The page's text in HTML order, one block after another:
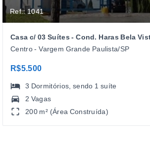
Ref.: 1041
Centro - Vargem Grande Paulista/SP
R$5.500
3 Dormitórios , sendo 1 suíte
2 Vagas
200 m² (Área Construída)